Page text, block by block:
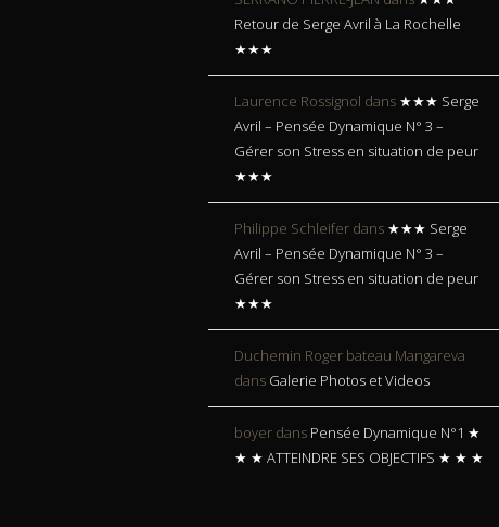
Retour de Serge Avril à La Rochelle
★★★
Laurence Rossignol dans ★★★ Serge
Avril – Pensée Dynamique N° 3 –
Gérer son Stress en situation de peur
★★★
Philippe Schleifer dans ★★★ Serge
Avril – Pensée Dynamique N° 3 –
Gérer son Stress en situation de peur
★★★
Duchemin Roger bateau Mangareva
dans Galerie Photos et Videos
boyer dans Pensée Dynamique N°1 ★
★ ★ ATTEINDRE SES OBJECTIFS ★ ★ ★